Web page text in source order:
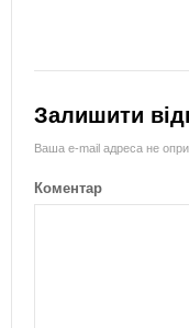
Залишити
Ваша e-mail адреса не
Коментар